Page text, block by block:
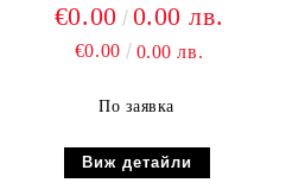
€0.00 0.00 лв.
€0.00 0.00 лв.
По заявка
Виж детайли